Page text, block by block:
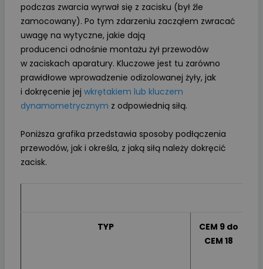
podczas zwarcia wyrwał się z zacisku (był źle
zamocowany). Po tym zdarzeniu zacząłem zwracać
uwagę na wytyczne, jakie dają
producenci odnośnie montażu żył przewodów
w zaciskach aparatury. Kluczowe jest tu zarówno
prawidłowe wprowadzenie odizolowanej żyły, jak
i dokręcenie jej wkrętakiem lub kluczem
dynamometrycznym z odpowiednią siłą.
Poniższa grafika przedstawia sposoby podłączenia
przewodów, jak i określa, z jaką siłą należy dokręcić
zacisk.
TYP
CEM 9 do
CEM 18